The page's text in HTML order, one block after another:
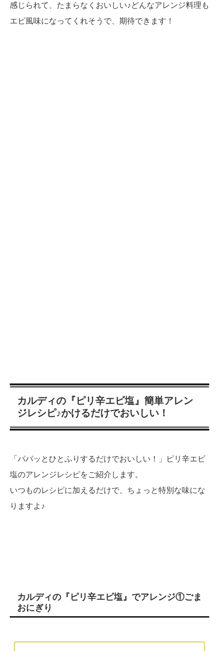
感じられて、たまらなくおいしい♪どんなアレンジ料理も
エビ風味になってくれそうで、期待できます！
カルディの『ピリ辛エビ塩』簡単アレン
ジレシピ♪かけるだけでおいしい！
「パパッとひとふりするだけでおいしい！」ピリ辛エビ
塩のアレンジレシピをご紹介します。
いつものレシピに加えるだけで、ちょっと特別な味にな
りますよ♪
カルディの『ピリ辛エビ塩』でアレンジ①ごま
おにぎり